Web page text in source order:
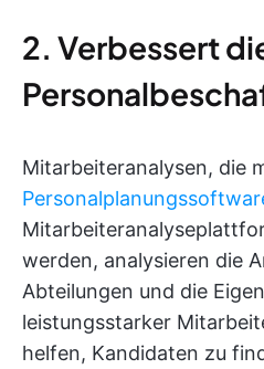
2. Verbessert
Mitarbeiteranalysen, die
werden, analysieren die
Abteilungen und die
leistungsstarker
helfen, Kandidaten zu